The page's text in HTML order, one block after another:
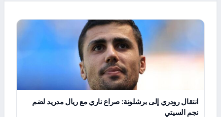
انتقال رودري إلى برشلونة: صراع ناري مع ريال مدريد لضم
نجم السيتي